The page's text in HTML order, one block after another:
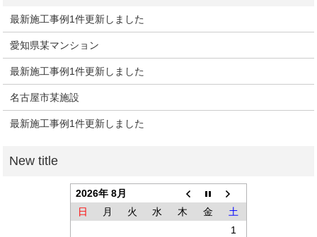
最新施工事例1件更新しました
愛知県某マンション
最新施工事例1件更新しました
名古屋市某施設
最新施工事例1件更新しました
2026年 8月
日
月 火 水 木 金
土
1